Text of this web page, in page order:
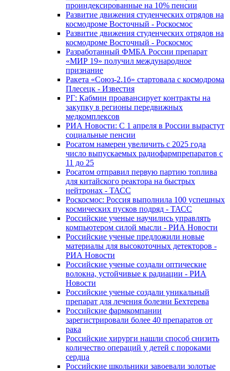
проиндексированные на 10% пенсии
Развитие движения студенческих отрядов на
космодроме Восточный - Роскосмос
Развитие движения студенческих отрядов на
космодроме Восточный - Роскосмос
Разработанный ФМБА России препарат
«МИР 19» получил международное
признание
Ракета «Союз-2.1б» стартовала с космодрома
Плесецк - Известия
РГ: Кабмин проавансирует контракты на
закупку в регионы передвижных
медкомплексов
РИА Новости: С 1 апреля в России вырастут
социальные пенсии
Росатом намерен увеличить с 2025 года
число выпускаемых радиофармпрепаратов с
11 до 25
Росатом отправил первую партию топлива
для китайского реактора на быстрых
нейтронах - ТАСС
Роскосмос: Россия выполнила 100 успешных
космических пусков подряд - ТАСС
Российские ученые научились управлять
компьютером силой мысли - РИА Новости
Российские ученые предложили новые
материалы для высокоточных детекторов -
РИА Новости
Российские ученые создали оптические
волокна, устойчивые к радиации - РИА
Новости
Российские ученые создали уникальный
препарат для лечения болезни Бехтерева
Российские фармкомпании
зарегистрировали более 40 препаратов от
рака
Российские хирурги нашли способ снизить
количество операций у детей с пороками
сердца
Российские школьники завоевали золотые